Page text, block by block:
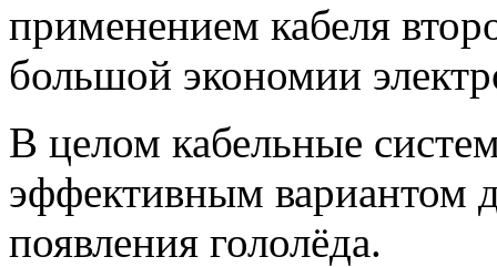
применением кабеля
большой экономии
В целом кабельные
эффективным вариантом
появления гололёда.